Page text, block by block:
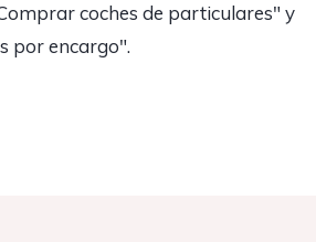
coches de particulares" y
por encargo".